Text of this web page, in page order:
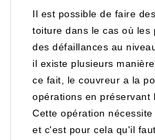
Il est possible de faire
toiture dans le cas où les
des défaillances au
il existe plusieurs
ce fait, le couvreur a la
opérations en préservant
Cette opération
et c'est pour cela qu'il